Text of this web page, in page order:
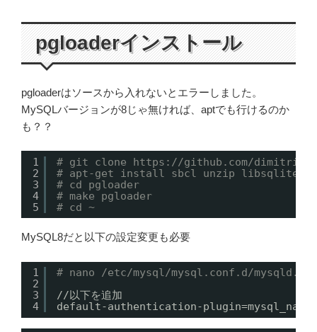
pgloaderインストール
pgloaderはソースから入れないとエラーしました。
MySQLバージョンが8じゃ無ければ、aptでも行けるのか
も？？
1
2
3
4
5
# git clone https://github.com/dimitri/
# apt-get install sbcl unzip libsqlite3-
# cd pgloader
# make pgloader
# cd ~
MySQL8だと以下の設定変更も必要
1
2
3
4
# nano /etc/mysql/mysql.conf.d/mysqld.cnf
//以下を追加
default-authentication-